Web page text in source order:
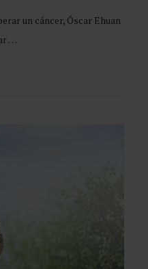
un cáncer, Óscar Ehuan
…